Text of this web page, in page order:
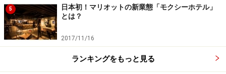
5
日本初！マリオットの新業態「モクシーホテル」
とは？
2017/11/16
ランキングをもっと見る